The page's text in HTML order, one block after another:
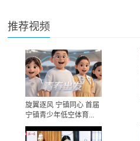
推荐视频
旋翼逐风 宁镇同心 首届
宁镇青少年低空体育...